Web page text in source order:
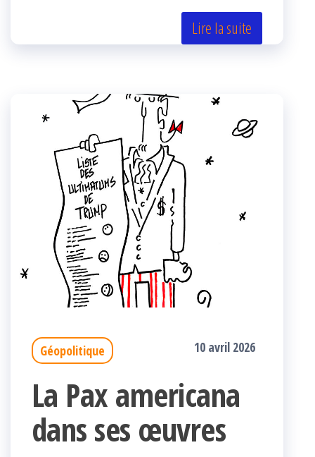
k r
Lire la suite
Géopolitique 10 avril 2026
La Pax americana
dans ses œuvres